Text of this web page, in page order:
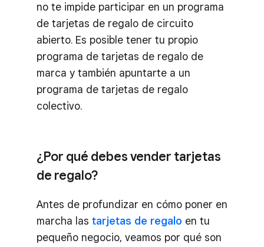
no te impide participar en un programa
de tarjetas de regalo de circuito
abierto. Es posible tener tu propio
programa de tarjetas de regalo de
marca y también apuntarte a un
programa de tarjetas de regalo
colectivo.
¿Por qué debes vender tarjetas
de regalo?
Antes de profundizar en cómo poner en
marcha las tarjetas de regalo en tu
pequeño negocio, veamos por qué son